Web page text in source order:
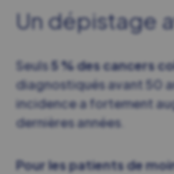
Un dépistage
Seuls5 % des cancers
diagnostiqués avant 50
incidence a fortement
dernières années.
Pour les patients de